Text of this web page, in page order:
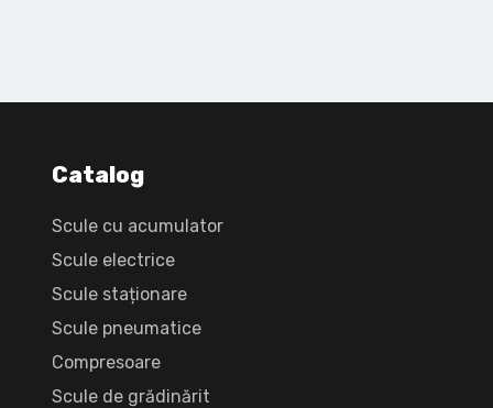
Catalog
Scule cu acumulator
Scule electrice
Scule staționare
Scule pneumatice
Compresoare
Scule de grădinărit